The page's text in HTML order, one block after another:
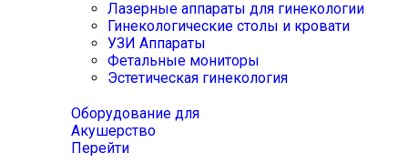
Лазерные аппараты для гинекологии
Гинекологические столы и кровати
УЗИ Аппараты
Фетальные мониторы
Эстетическая гинекология
Оборудование для
Акушерство
Перейти